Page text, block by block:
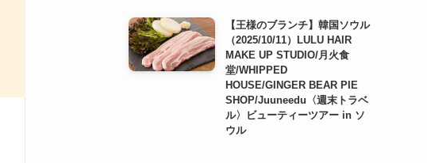
【王様のブランチ】韓国ソウル
（2025/10/11）LULU HAIR
MAKE UP STUDIO/月火食
堂/WHIPPED
HOUSE/GINGER BEAR PIE
SHOP/Juuneedu〈週末トラベ
ル〉ビューティーツアー in ソ
ウル